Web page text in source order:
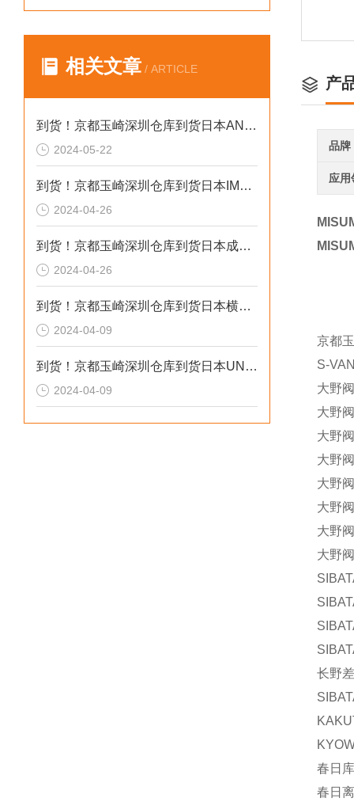
相关文章 / ARTICLE
到货！京都玉崎深圳仓库到货日本AND 电子秤HV-60KCEP
2024-05-22
到货！京都玉崎深圳仓库到货日本IMADA 推拉力计 DST-20N
2024-04-26
到货！京都玉崎深圳仓库到货日本成茂锻针仪MF2
2024-04-26
到货！京都玉崎深圳仓库到货日本横河 电导率仪传感器 SC8SG-R31-T-305-P1-A
2024-04-09
到货！京都玉崎深圳仓库到货日本UNITTA音波式皮带张力计U-550替换U-508
2024-04-09
产
品牌
应用
京都
S-
大野
大野
大野
大野
大野
大野
大野
大野
长野
春日
春日